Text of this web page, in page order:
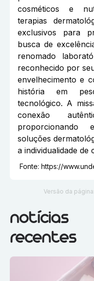
cosméticos e
terapias
exclusivos para
busca de
renomado
reconhecido por
envelhecimento e
história em
tecnológico. A
conexão
proporcionando
soluções
a individualidade de
Fonte: https://
Versão da página:
notícias
recentes